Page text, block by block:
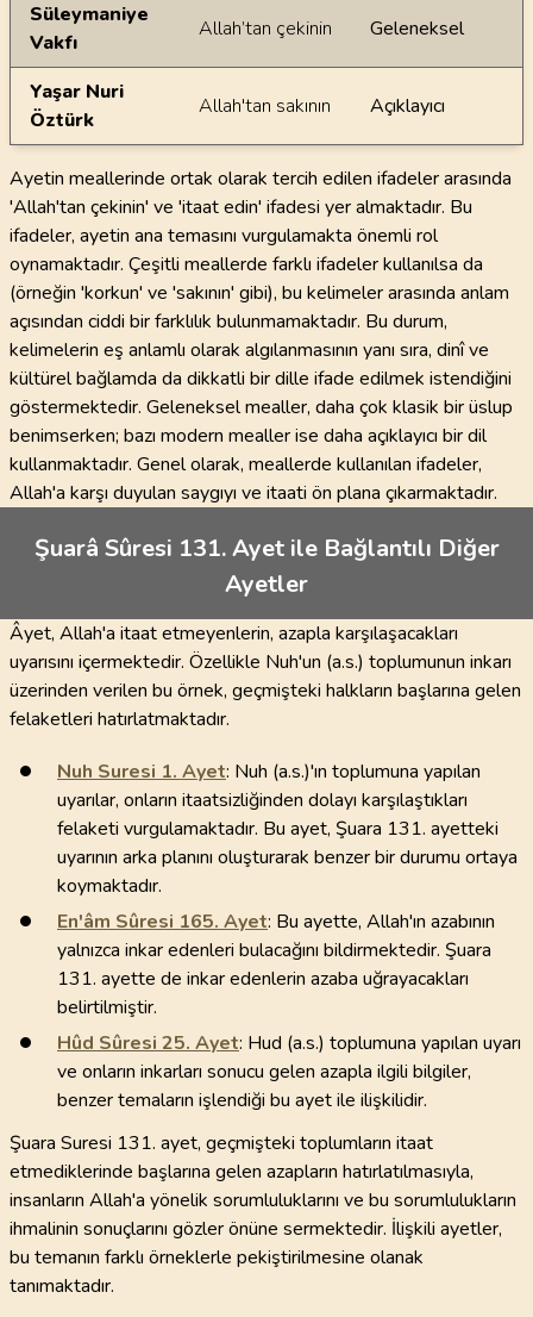
Süleymaniye
Vakfı
Allah’tan çekinin Geleneksel
Yaşar Nuri
Öztürk
Allah'tan sakının Açıklayıcı
Ayetin meallerinde ortak olarak tercih edilen ifadeler arasında
'Allah'tan çekinin' ve 'itaat edin' ifadesi yer almaktadır. Bu
ifadeler, ayetin ana temasını vurgulamakta önemli rol
oynamaktadır. Çeşitli meallerde farklı ifadeler kullanılsa da
(örneğin 'korkun' ve 'sakının' gibi), bu kelimeler arasında anlam
açısından ciddi bir farklılık bulunmamaktadır. Bu durum,
kelimelerin eş anlamlı olarak algılanmasının yanı sıra, dinî ve
kültürel bağlamda da dikkatli bir dille ifade edilmek istendiğini
göstermektedir. Geleneksel mealler, daha çok klasik bir üslup
benimserken; bazı modern mealler ise daha açıklayıcı bir dil
kullanmaktadır. Genel olarak, meallerde kullanılan ifadeler,
Allah'a karşı duyulan saygıyı ve itaati ön plana çıkarmaktadır.
Şuarâ Sûresi 131. Ayet ile Bağlantılı Diğer
Ayetler
Âyet, Allah'a itaat etmeyenlerin, azapla karşılaşacakları
uyarısını içermektedir. Özellikle Nuh'un (a.s.) toplumunun inkarı
üzerinden verilen bu örnek, geçmişteki halkların başlarına gelen
felaketleri hatırlatmaktadır.
Nuh Suresi 1. Ayet: Nuh (a.s.)'ın toplumuna yapılan
uyarılar, onların itaatsizliğinden dolayı karşılaştıkları
felaketi vurgulamaktadır. Bu ayet, Şuara 131. ayetteki
uyarının arka planını oluşturarak benzer bir durumu ortaya
koymaktadır.
En'âm Sûresi 165. Ayet: Bu ayette, Allah'ın azabının
yalnızca inkar edenleri bulacağını bildirmektedir. Şuara
131. ayette de inkar edenlerin azaba uğrayacakları
belirtilmiştir.
Hûd Sûresi 25. Ayet: Hud (a.s.) toplumuna yapılan uyarı
ve onların inkarları sonucu gelen azapla ilgili bilgiler,
benzer temaların işlendiği bu ayet ile ilişkilidir.
Şuara Suresi 131. ayet, geçmişteki toplumların itaat
etmediklerinde başlarına gelen azapların hatırlatılmasıyla,
insanların Allah'a yönelik sorumluluklarını ve bu sorumlulukların
ihmalinin sonuçlarını gözler önüne sermektedir. İlişkili ayetler,
bu temanın farklı örneklerle pekiştirilmesine olanak
tanımaktadır.